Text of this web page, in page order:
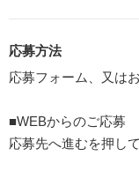
応募方法
応募フォーム、又は
■WEBからのご応募
応募先へ進むを押し